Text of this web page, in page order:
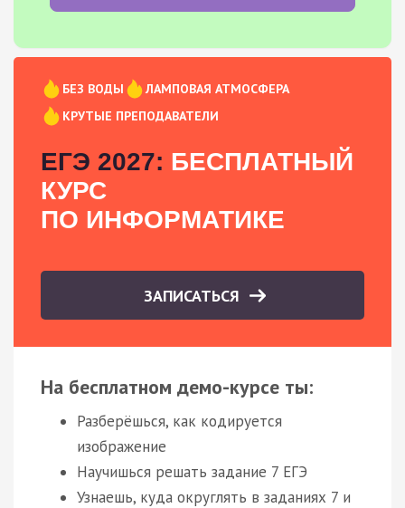
БЕЗ ВОДЫ
ЛАМПОВАЯ АТМОСФЕРА
КРУТЫЕ ПРЕПОДАВАТЕЛИ
ЕГЭ 2027: БЕСПЛАТНЫЙ
КУРС
ПО ИНФОРМАТИКЕ
ЗАПИСАТЬСЯ
На бесплатном демо-курсе ты:
Разберёшься, как кодируется
изображение
Научишься решать задание 7 ЕГЭ
Узнаешь, куда округлять в заданиях 7 и